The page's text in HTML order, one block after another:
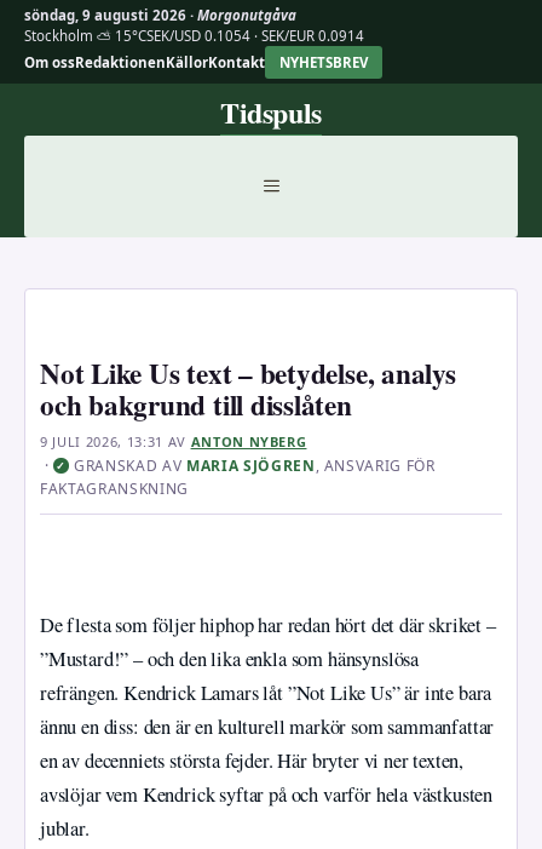
söndag, 9 augusti 2026 · Morgonutgåva
Stockholm ⛅ 15°CSEK/USD 0.1054 · SEK/EUR 0.0914
Om ossRedaktionenKällorKontakt NYHETSBREV
Tidspuls
MENY
Not Like Us text – betydelse, analys
och bakgrund till disslåten
9 JULI 2026, 13:31 AV ANTON NYBERG
· ✓ GRANSKAD AV MARIA SJÖGREN, ANSVARIG FÖR
FAKTAGRANSKNING
De flesta som följer hiphop har redan hört det där skriket –
”Mustard!” – och den lika enkla som hänsynslösa
refrängen. Kendrick Lamars låt ”Not Like Us” är inte bara
ännu en diss: den är en kulturell markör som sammanfattar
en av decenniets största fejder. Här bryter vi ner texten,
avslöjar vem Kendrick syftar på och varför hela västkusten
jublar.